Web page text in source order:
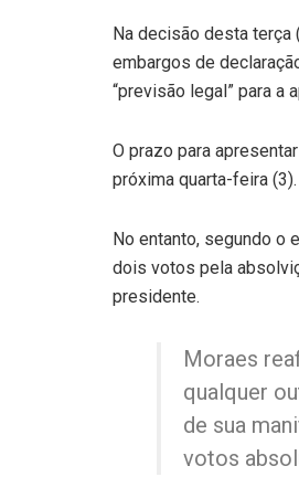
Na decisão desta terça
embargos de
“previsão legal” para a
O prazo para
próxima quarta-feira (3).
No entanto, segundo o
dois votos pela
presidente.
Moraes
qualquer
de sua
votos